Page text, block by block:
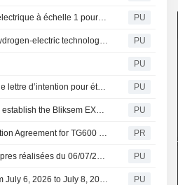
Safran : lance les essais du démonstrateur hybride électrique à échelle 1 pour la prochaine génération de moteurs d’avion Safran Aircraft Engines lance sur son site d’Istres une campagne d’essais au sol du démonstrateur PHILEAS. Soutenu par la Direction Générale de l’Aviation Civile (DGAC) dans le cadre de France 2030... PU
Safran : ZeroAvia and Safran forge partnership on hydrogen-electric technologies PU
PU
Les entreprises européennes de défense signent une lettre d’intention pour établir le Consortium Bliksem EXO : l’intercepteur exo-atmosphérique européen contre les missiles balistiques à moyenne et moyenne portée. PU
European defence companies sign Letter of Intent to establish the Bliksem EXO Consortium: Europe’s exo-atmospheric interceptor against medium- and intermediate-range ballistic missiles PU
Electra and Safran Reach Development and Production Agreement for TG600 Turbogenerator to Power EL9 Hybrid-Electric Aircraft PR
Safran : Déclaration des transactions sur actions propres réalisées du 06/07/2026 au 08/07/2026 PU
Safran : Statement of transactions in own shares from July 6, 2026 to July 8, 2026 PU